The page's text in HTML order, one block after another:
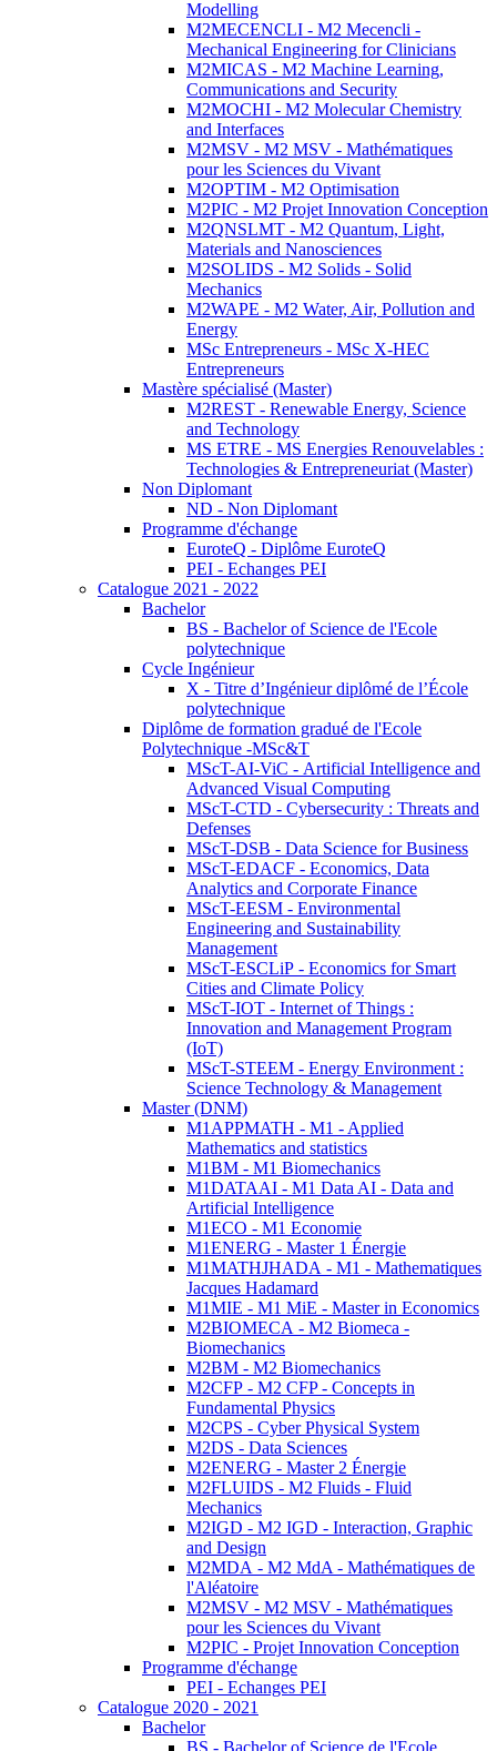
Modelling
M2MECENCLI - M2 Mecencli -
Mechanical Engineering for Clinicians
M2MICAS - M2 Machine Learning,
Communications and Security
M2MOCHI - M2 Molecular Chemistry
and Interfaces
M2MSV - M2 MSV - Mathématiques
pour les Sciences du Vivant
M2OPTIM - M2 Optimisation
M2PIC - M2 Projet Innovation Conception
M2QNSLMT - M2 Quantum, Light,
Materials and Nanosciences
M2SOLIDS - M2 Solids - Solid
Mechanics
M2WAPE - M2 Water, Air, Pollution and
Energy
MSc Entrepreneurs - MSc X-HEC
Entrepreneurs
Mastère spécialisé (Master)
M2REST - Renewable Energy, Science
and Technology
MS ETRE - MS Energies Renouvelables :
Technologies & Entrepreneuriat (Master)
Non Diplomant
ND - Non Diplomant
Programme d'échange
EuroteQ - Diplôme EuroteQ
PEI - Echanges PEI
Catalogue 2021 - 2022
Bachelor
BS - Bachelor of Science de l'Ecole
polytechnique
Cycle Ingénieur
X - Titre d’Ingénieur diplômé de l’École
polytechnique
Diplôme de formation gradué de l'Ecole
Polytechnique -MSc&T
MScT-AI-ViC - Artificial Intelligence and
Advanced Visual Computing
MScT-CTD - Cybersecurity : Threats and
Defenses
MScT-DSB - Data Science for Business
MScT-EDACF - Economics, Data
Analytics and Corporate Finance
MScT-EESM - Environmental
Engineering and Sustainability
Management
MScT-ESCLiP - Economics for Smart
Cities and Climate Policy
MScT-IOT - Internet of Things :
Innovation and Management Program
(IoT)
MScT-STEEM - Energy Environment :
Science Technology & Management
Master (DNM)
M1APPMATH - M1 - Applied
Mathematics and statistics
M1BM - M1 Biomechanics
M1DATAAI - M1 Data AI - Data and
Artificial Intelligence
M1ECO - M1 Economie
M1ENERG - Master 1 Énergie
M1MATHJHADA - M1 - Mathematiques
Jacques Hadamard
M1MIE - M1 MiE - Master in Economics
M2BIOMECA - M2 Biomeca -
Biomechanics
M2BM - M2 Biomechanics
M2CFP - M2 CFP - Concepts in
Fundamental Physics
M2CPS - Cyber Physical System
M2DS - Data Sciences
M2ENERG - Master 2 Énergie
M2FLUIDS - M2 Fluids - Fluid
Mechanics
M2IGD - M2 IGD - Interaction, Graphic
and Design
M2MDA - M2 MdA - Mathématiques de
l'Aléatoire
M2MSV - M2 MSV - Mathématiques
pour les Sciences du Vivant
M2PIC - Projet Innovation Conception
Programme d'échange
PEI - Echanges PEI
Catalogue 2020 - 2021
Bachelor
BS - Bachelor of Science de l'Ecole